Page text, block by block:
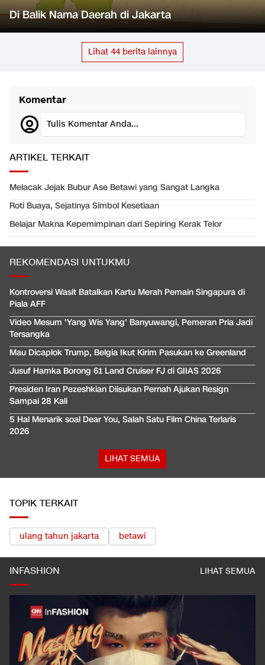
Di Balik Nama Daerah di Jakarta
Lihat 44 berita lainnya
Komentar
Tulis Komentar Anda...
ARTIKEL TERKAIT
Melacak Jejak Bubur Ase Betawi yang Sangat Langka
Roti Buaya, Sejatinya Simbol Kesetiaan
Belajar Makna Kepemimpinan dari Sepiring Kerak Telor
REKOMENDASI UNTUKMU
Kontroversi Wasit Batalkan Kartu Merah Pemain Singapura di
Piala AFF
Video Mesum 'Yang Wis Yang' Banyuwangi, Pemeran Pria Jadi
Tersangka
Mau Dicaplok Trump, Belgia Ikut Kirim Pasukan ke Greenland
Jusuf Hamka Borong 61 Land Cruiser FJ di GIIAS 2026
Presiden Iran Pezeshkian Diisukan Pernah Ajukan Resign
Sampai 28 Kali
5 Hal Menarik soal Dear You, Salah Satu Film China Terlaris
2026
LIHAT SEMUA
TOPIK TERKAIT
ulang tahun jakarta betawi
INFASHION LIHAT SEMUA